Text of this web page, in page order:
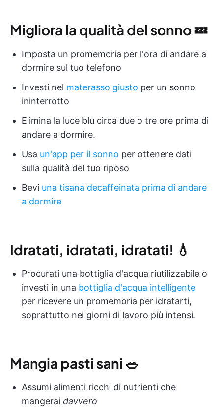
Migliora la qualità del sonno💤
Imposta un promemoria per l'ora di andare a
dormire sul tuo telefono
Investi nel materasso giusto per un sonno
ininterrotto
Elimina la luce blu circa due o tre ore prima di
andare a dormire.
Usa un'app per il sonno per ottenere dati
sulla qualità del tuo riposo
Bevi una tisana decaffeinata prima di andare
a dormire
Idratati, idratati, idratati! 💧
Procurati una bottiglia d'acqua riutilizzabile o
investi in una bottiglia d'acqua intelligente
per ricevere un promemoria per idratarti,
soprattutto nei giorni di lavoro più intensi.
Mangia pasti sani 🥗
Assumi alimenti ricchi di nutrienti che
mangerai davvero